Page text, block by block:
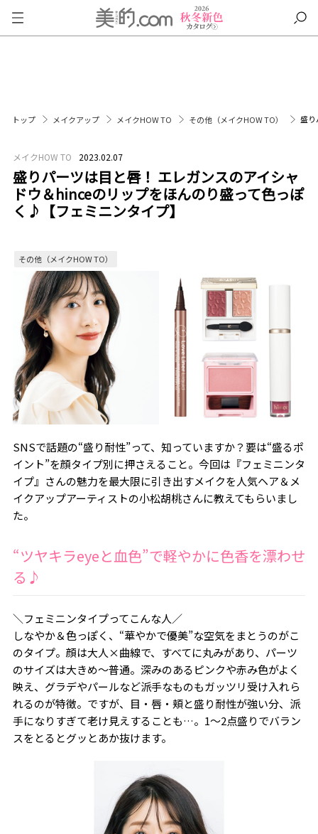
トップ メイクアップ メイクHOW TO その他（メイクHOW TO） 盛り
メイクHOW TO 2023.02.07
盛りパーツは目と唇！ エレガンスのアイシャ
ドウ＆hinceのリップをほんのり盛って色っぽ
く♪【フェミニンタイプ】
その他（メイクHOW TO）
SNSで話題の“盛り耐性”って、知っていますか？要は“盛るポ
イント”を顔タイプ別に押さえること。今回は『フェミニンタ
イプ』さんの魅力を最大限に引き出すメイクを人気ヘア＆メ
イクアップアーティストの小松胡桃さんに教えてもらいまし
た。
“ツヤキラeyeと血色”で軽やかに色香を漂わせ
る♪
＼フェミニンタイプってこんな人／
しなやか＆色っぽく、“華やかで優美”な空気をまとうのがこ
のタイプ。顔は大人×曲線で、すべてに丸みがあり、パーツ
のサイズは大きめ～普通。深みのあるピンクや赤み色がよく
映え、グラデやパールなど派手なものもガッツリ受け入れら
れるのが特徴。ですが、目・唇・頬と盛り耐性が強い分、派
手になりすぎて老け見えすることも…。1〜2点盛りでバラン
スをとるとグッとあか抜けます。